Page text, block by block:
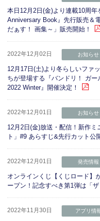
本日12月2日(金)より連載10周
Anniversary Book』先行販売＆
だぁす！ 画集～」販売開始！
2022年12月02日 お知らせ
12月17日(土)より冬らしいファ
ちが登場する『バンドリ！ ガ
2022 Winter』開催決定！
2022年12月01日 お知らせ
12月2日(金)放送・配信！新作
ト」#9 あらすじ&先行カット公
2022年12月01日 発売情報
オンラインくじ【くじロード】
ープン！記念すべき第1弾は「
2022年11月30日 アプリ情